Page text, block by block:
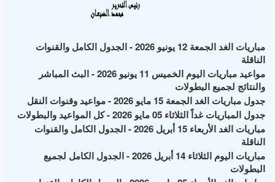
مباريات الغد الجمعة 12 يونيو 2026 - الجدول الكامل والقنوات
الناقلة
مواعيد مباريات اليوم الخميس 11 يونيو 2026 - البث المباشر
والنتائج لجميع البطولات
جدول مباريات الغد الجمعة 15 مايو 2026 - مواعيد وقنوات النقل
جدول المباريات غداً الثلاثاء 05 مايو 2026 - كل المواعيد والبطولات
مباريات الغد الأربعاء 15 أبريل 2026 - الجدول الكامل والقنوات
الناقلة
مباريات اليوم الثلاثاء 14 أبريل 2026 - الجدول الكامل لجميع
البطولات